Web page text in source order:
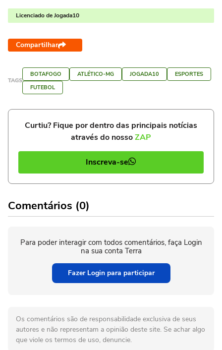
Licenciado de Jogada10
Compartilhar
TAGS
BOTAFOGO ATLÉTICO-MG JOGADA10
ESPORTES
FUTEBOL
Curtiu? Fique por dentro das principais notícias
através do nossoZAP
Inscreva-se
Comentários (0)
Para poder interagir com todos comentários, faça Login
na sua conta Terra
Fazer Login para participar
Os comentários são de responsabilidade exclusiva de seus
autores e não representam a opinião deste site. Se achar algo
que viole os termos de uso, denuncie.